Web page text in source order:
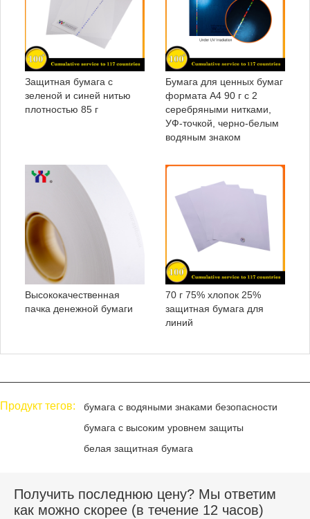
Защитная бумага с
зеленой и синей нитью
плотностью 85 г
Бумага для ценных бумаг
формата А4 90 г с 2
серебряными нитками,
УФ-точкой, черно-белым
водяным знаком
Высококачественная
пачка денежной бумаги
70 г 75% хлопок 25%
защитная бумага для
линий
Продукт тегов:
бумага с водяными знаками безопасности
бумага с высоким уровнем защиты
белая защитная бумага
Получить последнюю цену? Мы ответим
как можно скорее (в течение 12 часов)